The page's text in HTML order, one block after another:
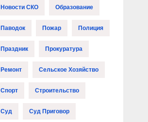
Новости СКО Образование
Паводок Пожар Полиция
Праздник Прокуратура
Ремонт Сельское Хозяйство
Спорт Строительство
Суд Суд Приговор